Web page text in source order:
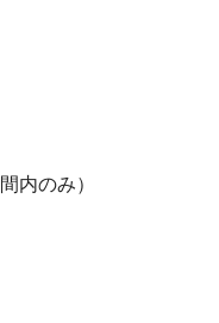
内のみ）